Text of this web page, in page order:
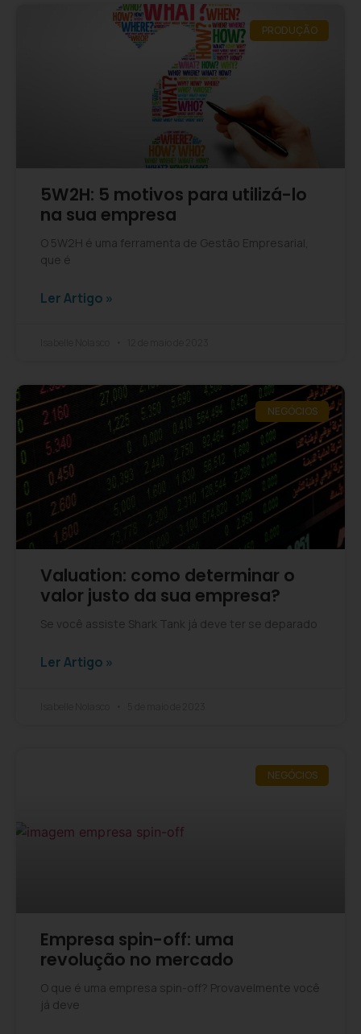
PRODUÇÃO
​​5W2H: 5 motivos para utilizá-lo
na sua empresa
O 5W2H é uma ferramenta de Gestão Empresarial,
que é
Ler Artigo »
NEGÓCIOS
Valuation: como determinar o
valor justo da sua empresa?
Se você assiste Shark Tank já deve ter se deparado
Ler Artigo »
NEGÓCIOS
Empresa spin-off: uma
revolução no mercado
O que é uma empresa spin-off? Provavelmente você
já deve